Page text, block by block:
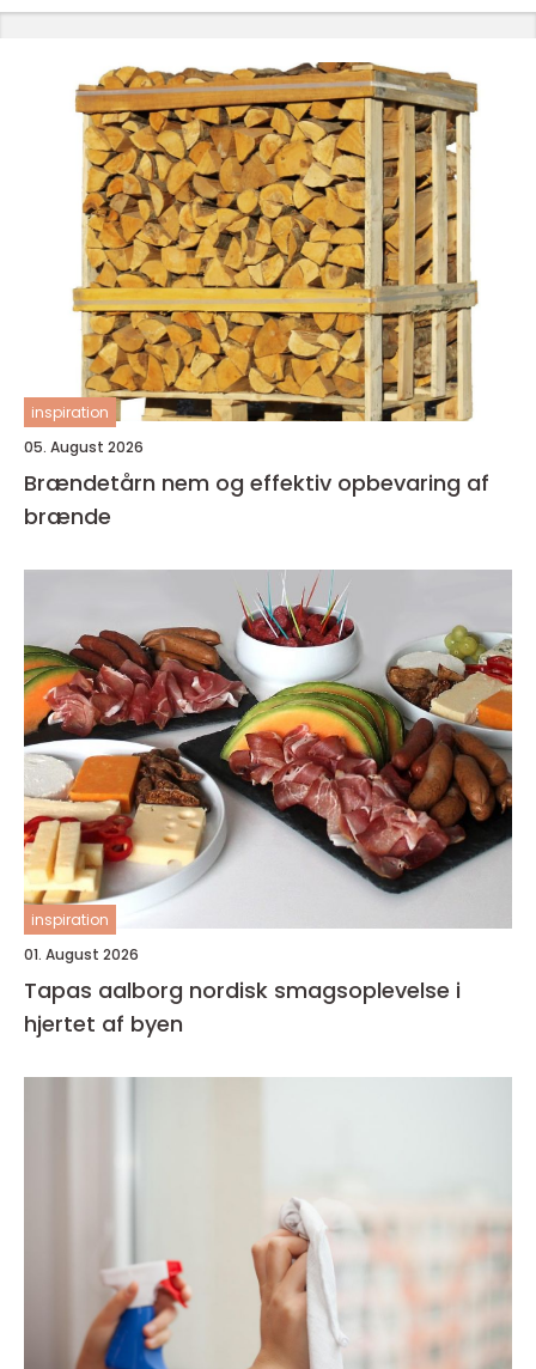
inspiration
05. August 2026
Brændetårn nem og effektiv opbevaring af
brænde
inspiration
01. August 2026
Tapas aalborg nordisk smagsoplevelse i
hjertet af byen